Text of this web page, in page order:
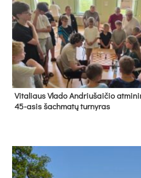
Vi­ta­liaus Vla­do And­riu­šai­čio
45-asis šach­ma­tų tur­ny­ras